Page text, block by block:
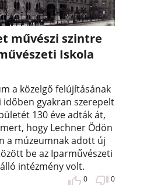
művészi szintre
Iskola
a közelgő felújításának
gyakran szerepelt
130 éve adták át,
hogy Lechner Ödön
a múzeumnak adott új
be az Iparművészeti
intézmény volt.
0 0